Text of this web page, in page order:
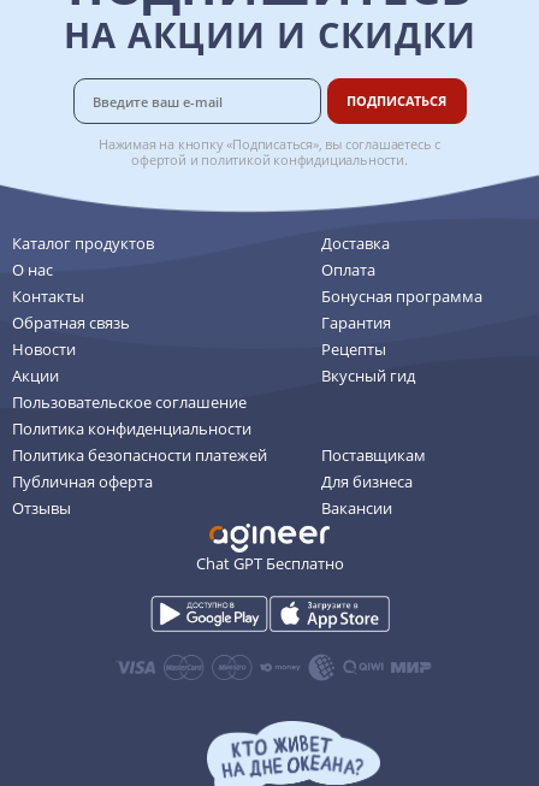
НА АКЦИИ И СКИДКИ
ПОДПИСАТЬСЯ
Нажимая на кнопку «Подписаться», вы соглашаетесь с
офертой и политикой конфидициальности.
Каталог продуктов
О нас
Контакты
Обратная связь
Новости
Акции
Пользовательское соглашение
Политика конфиденциальности
Политика безопасности платежей
Публичная оферта
Отзывы
Доставка
Оплата
Бонусная программа
Гарантия
Рецепты
Вкусный гид
Поставщикам
Для бизнеса
Вакансии
Chat GPT Бесплатно